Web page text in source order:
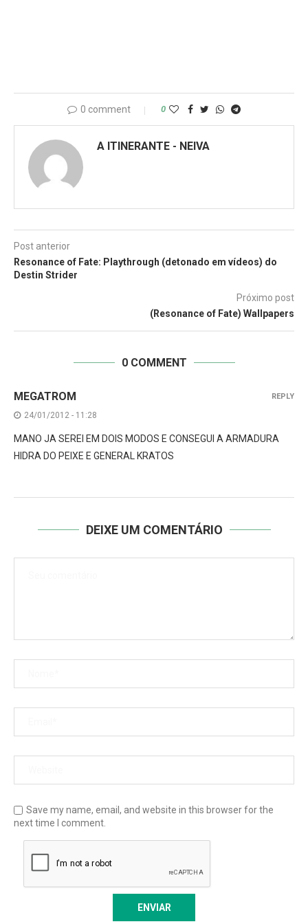
0 comment 0
A ITINERANTE - NEIVA
Post anterior
Resonance of Fate: Playthrough (detonado em vídeos) do
Destin Strider
Próximo post
(Resonance of Fate) Wallpapers
0 COMMENT
MEGATROM
24/01/2012 - 11:28
MANO JA SEREI EM DOIS MODOS E CONSEGUI A ARMADURA
HIDRA DO PEIXE E GENERAL KRATOS
REPLY
DEIXE UM COMENTÁRIO
Save my name, email, and website in this browser for the
next time I comment.